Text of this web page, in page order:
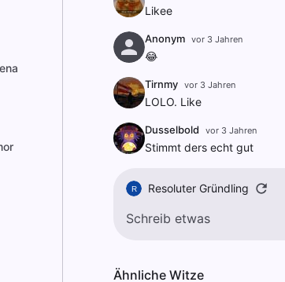
Likee
Anonym vor 3 Jahren
😂
Tirnmy vor 3 Jahren
LOLO. Like
Dusselbold vor 3 Jahren
Stimmt ders echt gut
R Resoluter Gründling
Ähnliche Witze